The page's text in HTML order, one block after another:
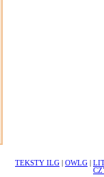
TEKSTY ILG OWLG